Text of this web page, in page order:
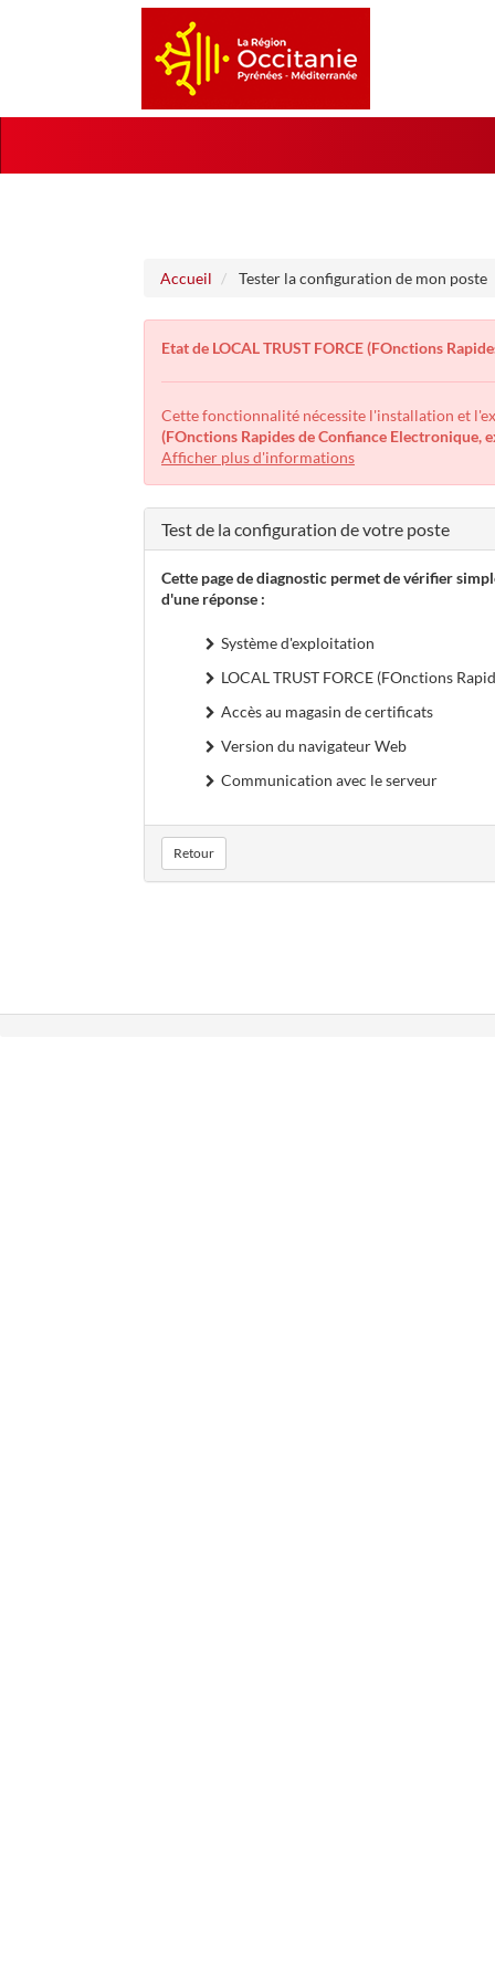
contenu
Accueil Tester la configuration de mon poste
Etat de LOCAL TRUST FORCE (FOnctions
Cette fonctionnalité nécessite l'installation et
(FOnctions Rapides de Confiance Electronique,
Afficher plus d'informations
Test de la configuration de votre poste
Cette page de diagnostic permet de vérifier
d'une réponse :
Système d'exploitation
LOCAL TRUST FORCE (FOnctions
Accès au magasin de certificats
Version du navigateur Web
Communication avec le serveur
Retour